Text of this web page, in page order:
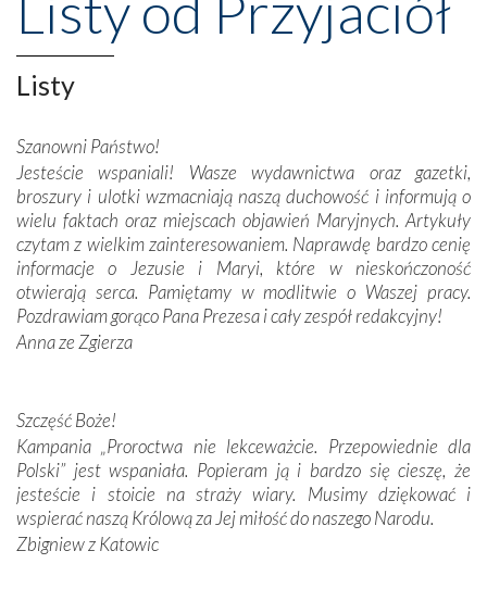
przeniosły nas do czasów, gdy świątynie bez wątpienia
wznoszono na chwałę Bożą, na przykład – w podzięce za
Opatrznościową pomoc w wygranej bitwie o
niepodległość kraju. Zachwyt budziła potężna, a zarazem
misterna architektura tych monumentalnych dzieł,
połączenie talentów z wytrwałością i pracowitością
budowniczych.
Podążyliśmy też śladami fatimskich wizjonerów – Łucji
dos Santos oraz świętych Hiacynty i Franciszka Marto.
Modliliśmy się przy ich grobach. Odprawiliśmy Drogę
Krzyżową w ich rodzinnych stronach, odwiedziliśmy
domy, w których żyli.
Darczyńców w ramach akcji „Twoje światło w Fatimie”.
Podczas tej kilkudniowej wyprawy na każdym kroku
spotykaliśmy się z serdeczną otwartością
Portugalczyków. Podziwialiśmy ich ludową sztukę i
zwyczaje. Mimo że nasze kraje są od siebie bardzo
oddalone, w żaden sposób nie czuliśmy się obco.
Listy
Szanowni Państwo!
Jesteście wspaniali! Wasze wydawnictwa oraz gazetki,
broszury i ulotki wzmacniają naszą duchowość i informują o
wielu faktach oraz miejscach objawień Maryjnych. Artykuły
czytam z wielkim zainteresowaniem. Naprawdę bardzo cenię
informacje o Jezusie i Maryi, które w nieskończoność
otwierają serca. Pamiętamy w modlitwie o Waszej pracy.
Pozdrawiam gorąco Pana Prezesa i cały zespół redakcyjny!
Anna ze Zgierza
Szczęść Boże!
Kampania „Proroctwa nie lekceważcie. Przepowiednie dla
Polski” jest wspaniała. Popieram ją i bardzo się cieszę, że
jesteście i stoicie na straży wiary. Musimy dziękować i
wspierać naszą Królową za Jej miłość do naszego Narodu.
Zbigniew z Katowic